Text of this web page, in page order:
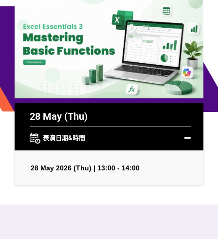
28 May (Thu)
表演日期&時間
28 May 2026 (Thu) | 13:00 - 14:00